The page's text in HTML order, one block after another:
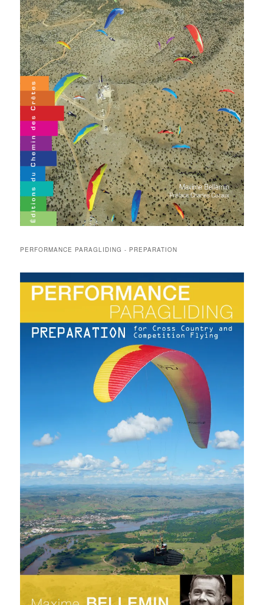
PERFORMANCE PARAGLIDING - PREPARATION